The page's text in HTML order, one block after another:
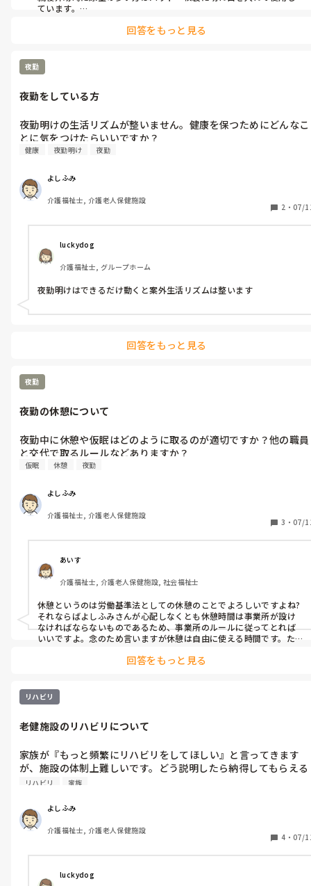
ています。
陰部巻き事態を2枚にもしていません。
ためです。
回答をもっと見る
夜勤
夜勤をしている方
夜勤明けの生活リズムが整いません。健康を保つためにどんなこ
健康 夜勤明け 夜勤
よしふみ
介護福祉士, 介護老人保健施設
2 ・ 07/
luckydog
介護福祉士, グループホーム
夜勤明けはできるだけ動くと案外生活リズムは整います
回答をもっと見る
夜勤
夜勤の休憩について
夜勤中に休憩や仮眠はどのように取るのが適切ですか？他の職員
仮眠 休憩 夜勤
よしふみ
介護福祉士, 介護老人保健施設
3 ・ 07/
あいす
介護福祉士, 介護老人保健施設, 社会福祉士
休憩というのは労働基準法としての休憩のことでよろしいですよね?
それならばよしふみさんが心配しなくとも休憩時間は事業所が設け
なければならないものであるため、事業所のルールに従ってとれば
いいですよ。念のため言いますが休憩は自由に使える時間です。たと
が、その休憩の間は何してもいいです。寝てもいいですし、ゲームし
と）業務に穴が出てしまうので交代で取るのも当然になると思いま
す。
することが多いです。
回答をもっと見る
リハビリ
老健施設のリハビリについて
家族が『もっと頻繁にリハビリをしてほしい』と言ってきます
が、施設の体制上難しいです。どう説明したら納得してもらえる
でしょうか？
リハビリ 家族
よしふみ
介護福祉士, 介護老人保健施設
4 ・ 07/
luckydog